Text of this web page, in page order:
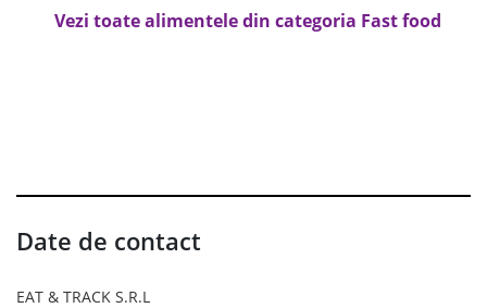
Vezi toate alimentele din categoria Fast food
Date de contact
EAT & TRACK S.R.L